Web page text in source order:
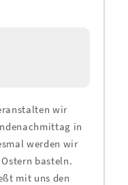
wir
in
werden wir
basteln.
mit uns den